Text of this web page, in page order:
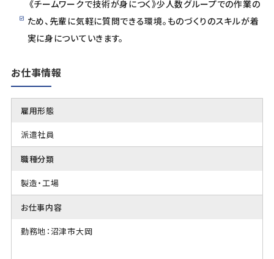
《チームワークで技術が身につく》少人数グループでの作業の
ため、先輩に気軽に質問できる環境。ものづくりのスキルが着
実に身についていきます。
お仕事情報
雇用形態
派遣社員
職種分類
製造・工場
お仕事内容
勤務地：沼津市大岡